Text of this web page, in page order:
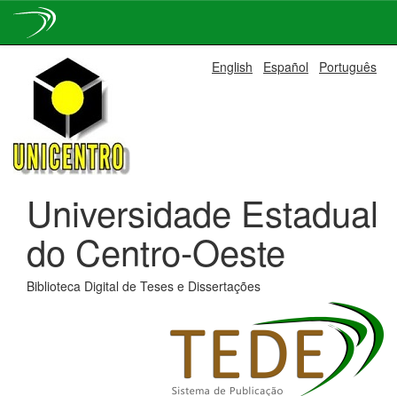
navigation
English Español Português
Universidade Estadual
do Centro-Oeste
Biblioteca Digital de Teses e Dissertações